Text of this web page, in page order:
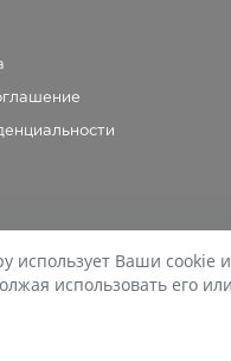
При
использует Ваши cookie
использовать его